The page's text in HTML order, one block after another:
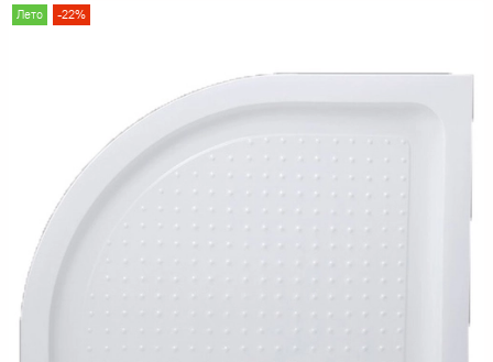
Лето -22%